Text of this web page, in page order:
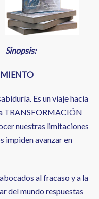
Sinopsis:
Es un viaje hacia
TRANSFORMACIÓN
nuestras limitaciones
impiden avanzar en
al fracaso y a la
del mundo respuestas